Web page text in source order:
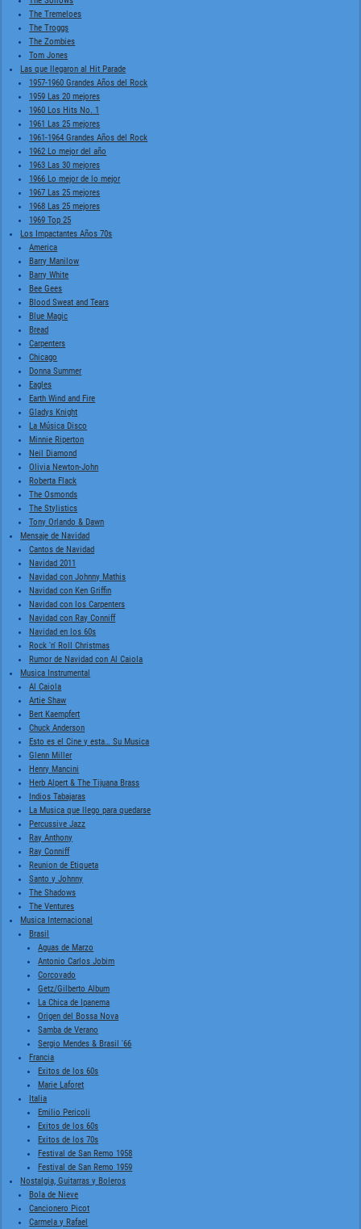
The Tremeloes
The Troggs
The Zombies
Tom Jones
Las que llegaron al Hit Parade
1957-1960 Grandes Años del Rock
1959 Las 20 mejores
1960 Los Hits No. 1
1961 Las 25 mejores
1961-1964 Grandes Años del Rock
1962 Lo mejor del año
1963 Las 30 mejores
1966 Lo mejor de lo mejor
1967 Las 25 mejores
1968 Las 25 mejores
1969 Top 25
Los Impactantes Años 70s
America
Barry Manilow
Barry White
Bee Gees
Blood Sweat and Tears
Blue Magic
Bread
Carpenters
Chicago
Donna Summer
Eagles
Earth Wind and Fire
Gladys Knight
La Música Disco
Minnie Riperton
Neil Diamond
Olivia Newton-John
Roberta Flack
The Osmonds
The Stylistics
Tony Orlando & Dawn
Mensaje de Navidad
Cantos de Navidad
Navidad 2011
Navidad con Johnny Mathis
Navidad con Ken Griffin
Navidad con los Carpenters
Navidad con Ray Conniff
Navidad en los 60s
Rock 'n' Roll Christmas
Rumor de Navidad con Al Caiola
Musica Instrumental
Al Caiola
Artie Shaw
Bert Kaempfert
Chuck Anderson
Esto es el Cine y esta… Su Musica
Glenn Miller
Henry Mancini
Herb Alpert & The Tijuana Brass
Indios Tabajaras
La Musica que llego para quedarse
Percussive Jazz
Ray Anthony
Ray Conniff
Reunion de Etiqueta
Santo y Johnny
The Shadows
The Ventures
Musica Internacional
Brasil
Aguas de Marzo
Antonio Carlos Jobim
Corcovado
Getz/Gilberto Album
La Chica de Ipanema
Origen del Bossa Nova
Samba de Verano
Sergio Mendes & Brasil '66
Francia
Exitos de los 60s
Marie Laforet
Italia
Emilio Pericoli
Exitos de los 60s
Exitos de los 70s
Festival de San Remo 1958
Festival de San Remo 1959
Nostalgia, Guitarras y Boleros
Bola de Nieve
Cancionero Picot
Carmela y Rafael